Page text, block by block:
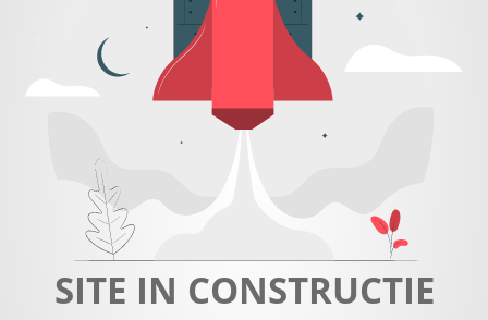
SITE IN CONSTRUCTIE